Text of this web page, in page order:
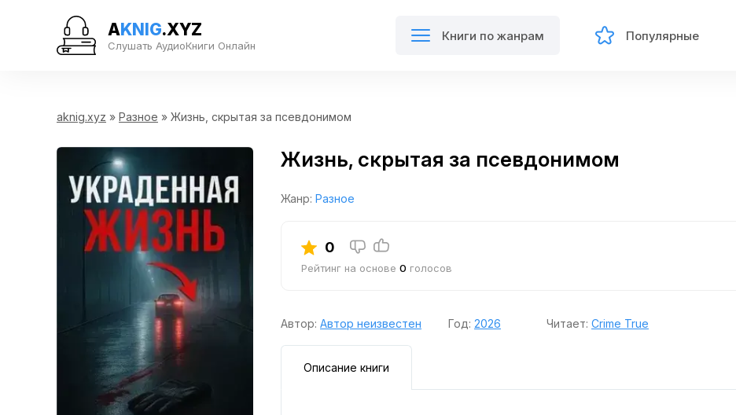
AKNIG.XYZ
Слушать АудиоКниги Онлайн
Книги по жанрам Популярные
aknig.xyz » Разное » Жизнь, скрытая за псевдонимом
Жизнь, скрытая за псевдонимом
Жанр: Разное
0
Рейтинг на основе 0 голосов
Автор: Автор неизвестен Год: 2026 Читает: Crime True
Описание книги